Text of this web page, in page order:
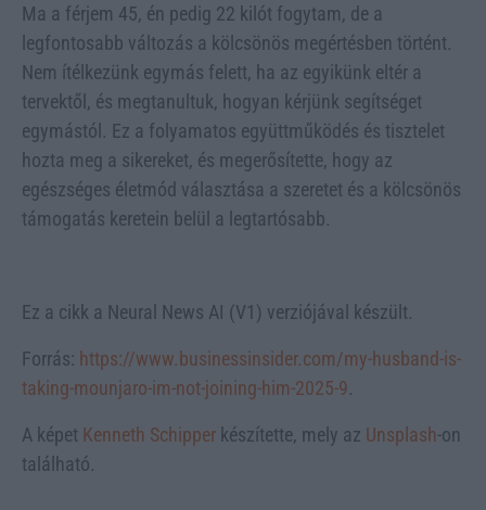
Ma a férjem 45, én pedig 22 kilót fogytam, de a
legfontosabb változás a kölcsönös megértésben történt.
Nem ítélkezünk egymás felett, ha az egyikünk eltér a
tervektől, és megtanultuk, hogyan kérjünk segítséget
egymástól. Ez a folyamatos együttműködés és tisztelet
hozta meg a sikereket, és megerősítette, hogy az
egészséges életmód választása a szeretet és a kölcsönös
támogatás keretein belül a legtartósabb.
Ez a cikk a Neural News AI (V1) verziójával készült.
Forrás: https://www.businessinsider.com/my-husband-is-
taking-mounjaro-im-not-joining-him-2025-9.
A képet Kenneth Schipper készítette, mely az Unsplash-on
található.